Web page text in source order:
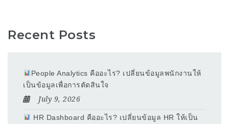
Recent Posts
People Analytics คืออะไร? เปลี่ยนข้อมูลพนักงานให้
เป็นข้อมูลเพื่อการตัดสินใจ
July 9, 2026
HR Dashboard คืออะไร? เปลี่ยนข้อมูล HR ให้เป็น